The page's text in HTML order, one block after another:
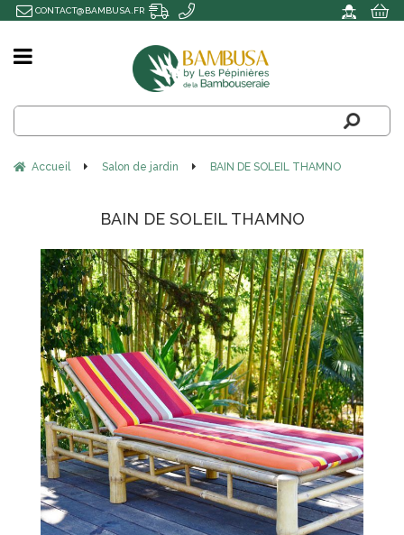
Accueil Salon de jardin BAIN DE SOLEIL THAMNO
BAIN DE SOLEIL THAMNO
CONTACT@BAMBUSA.FR